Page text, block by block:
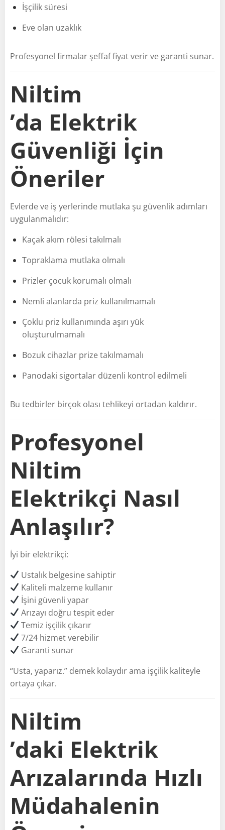
İşçilik süresi
Eve olan uzaklık
Profesyonel firmalar şeffaf fiyat verir ve garanti sunar.
Niltim
’da Elektrik
Güvenliği İçin
Öneriler
Evlerde ve iş yerlerinde mutlaka şu güvenlik adımları
uygulanmalıdır:
Kaçak akım rölesi takılmalı
Topraklama mutlaka olmalı
Prizler çocuk korumalı olmalı
Nemli alanlarda priz kullanılmamalı
Çoklu priz kullanımında aşırı yük
oluşturulmamalı
Bozuk cihazlar prize takılmamalı
Panodaki sigortalar düzenli kontrol edilmeli
Bu tedbirler birçok olası tehlikeyi ortadan kaldırır.
Profesyonel
Niltim
Elektrikçi Nasıl
Anlaşılır?
İyi bir elektrikçi:
Ustalık belgesine sahiptir
Kaliteli malzeme kullanır
İşini güvenli yapar
Arızayı doğru tespit eder
Temiz işçilik çıkarır
7/24 hizmet verebilir
Garanti sunar
“Usta, yaparız.” demek kolaydır ama işçilik kaliteyle
ortaya çıkar.
Niltim
’daki Elektrik
Arızalarında Hızlı
Müdahalenin